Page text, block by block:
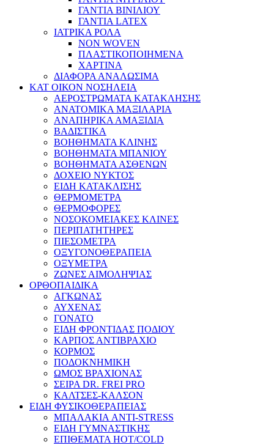
ΓΑΝΤΙΑ ΒΙΝΙΛΙΟΥ
ΓΑΝΤΙΑ LATEX
ΙΑΤΡΙΚΑ ΡΟΛΑ
NON WOVEN
ΠΛΑΣΤΙΚΟΠΟΙΗΜΕΝΑ
ΧΑΡΤΙΝΑ
ΔΙΑΦΟΡΑ ΑΝΑΛΩΣΙΜΑ
ΚΑΤ ΟΙΚΟΝ ΝΟΣΗΛΕΙΑ
ΑΕΡΟΣΤΡΩΜΑΤΑ ΚΑΤΑΚΛΗΣΗΣ
ΑΝΑΤΟΜΙΚΑ ΜΑΞΙΛΑΡΙΑ
ΑΝΑΠΗΡΙΚΑ ΑΜΑΞΙΔΙΑ
ΒΑΔΙΣΤΙΚΑ
ΒΟΗΘΗΜΑΤΑ ΚΛΙΝΗΣ
ΒΟΗΘΗΜΑΤΑ ΜΠΑΝΙΟΥ
ΒΟΗΘΗΜΑΤΑ ΑΣΘΕΝΩΝ
ΔΟΧΕΙΟ ΝΥΚΤΟΣ
ΕΙΔΗ ΚΑΤΑΚΛΙΣΗΣ
ΘΕΡΜΟΜΕΤΡΑ
ΘΕΡΜΟΦΟΡΕΣ
ΝΟΣΟΚΟΜΕΙΑΚΕΣ ΚΛΙΝΕΣ
ΠΕΡΙΠΑΤΗΤΗΡΕΣ
ΠΙΕΣΟΜΕΤΡΑ
ΟΞΥΓΟΝΟΘΕΡΑΠΕΙΑ
ΟΞΥΜΕΤΡΑ
ΖΩΝΕΣ ΑΙΜΟΛΗΨΙΑΣ
ΟΡΘΟΠΑΙΔΙΚΑ
ΑΓΚΩΝΑΣ
ΑΥΧΕΝΑΣ
ΓΟΝΑΤΟ
ΕΙΔΗ ΦΡΟΝΤΙΔΑΣ ΠΟΔΙΟΥ
ΚΑΡΠΟΣ ΑΝΤΙΒΡΑΧΙΟ
ΚΟΡΜΟΣ
ΠΟΔΟΚΝΗΜΙΚΗ
ΩΜΟΣ ΒΡΑΧΙΟΝΑΣ
ΣΕΙΡΑ DR. FREI PRO
ΚΑΛΤΣΕΣ-ΚΑΛΣΟΝ
ΕΙΔΗ ΦΥΣΙΚΟΘΕΡΑΠΕΙΑΣ
ΜΠΑΛΑΚΙΑ ANTI-STRESS
ΕΙΔΗ ΓΥΜΝΑΣΤΙΚΗΣ
ΕΠΙΘΕΜΑΤΑ HOT/COLD